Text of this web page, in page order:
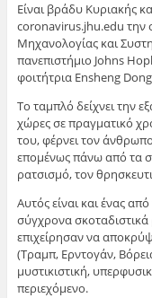
Είναι βράδυ Κυριακής
coronavirus.jhu.edu την
Μηχανολογίας και
πανεπιστήμιο Johns
φοιτήτρια Ensheng
Το ταμπλό δείχνει την
χώρες σε πραγματικό
του, φέρνει τον
επομένως πάνω από τα
ρατσισμό, τον
Αυτός είναι και ένας
σύγχρονα
επιχείρησαν να
(Τραμπ, Ερντογάν,
μυστικιστική,
περιεχόμενο.